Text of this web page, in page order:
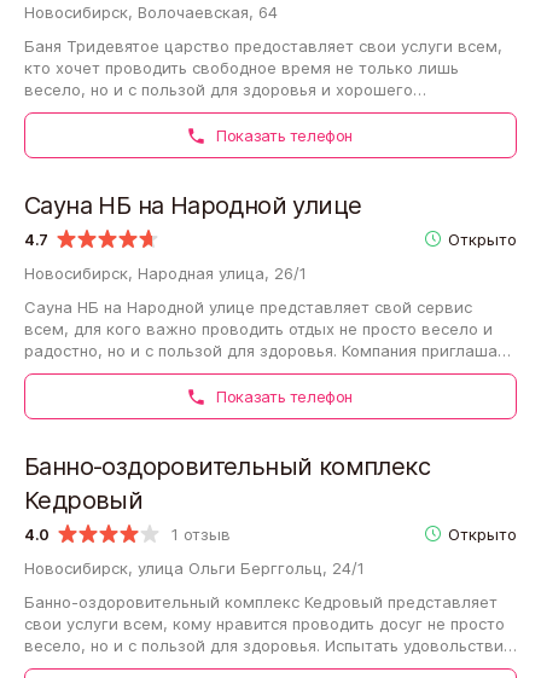
Новосибирск, Волочаевская, 64
Баня Тридевятое царство предоставляет свои услуги всем,
кто хочет проводить свободное время не только лишь
весело, но и с пользой для здоровья и хорошего
самочувствия. Ощутить пользу и удовольствие…
Показать телефон
4.7 Открыто
Сауна НБ на Народной улице
Новосибирск, Народная улица, 26/1
Сауна НБ на Народной улице представляет свой сервис
всем, для кого важно проводить отдых не просто весело и
радостно, но и с пользой для здоровья. Компания приглашает
всех желающих приятно…
Показать телефон
4.0 1 отзыв Открыто
Банно-оздоровительный комплекс
Кедровый
Новосибирск, улица Ольги Берггольц, 24/1
Банно-оздоровительный комплекс Кедровый представляет
свои услуги всем, кому нравится проводить досуг не просто
весело, но и с пользой для здоровья. Испытать удовольствие
и почувствовать полезные…